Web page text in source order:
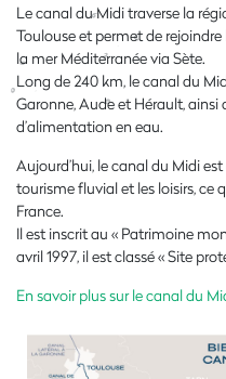
Le canal du Midi traverse la
Toulouse et permet de
la mer Méditerranée via Sète.
Long de 240 km, le canal du
Garonne, Aude et Hérault,
d’alimentation en eau.
Aujourd’hui, le canal du Midi
tourisme fluvial et les loisirs, ce
France.
Il est inscrit au « Patrimoine
avril 1997, il est classé « Site
En savoir plus sur le canal du